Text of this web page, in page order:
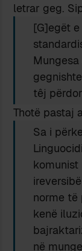
letrar geg.
[G]egët
têj
Thotë pastaj
Sa i
komunist
norme të
kenë
në